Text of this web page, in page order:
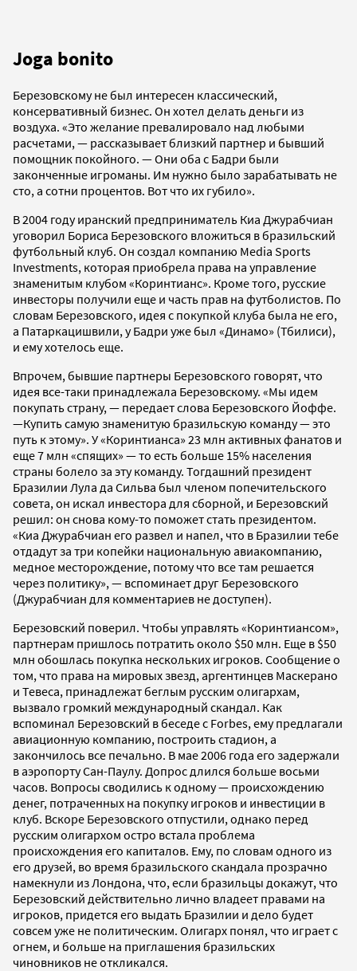
Joga bonito
Березовскому не был интересен классический,
консервативный бизнес. Он хотел делать деньги из
воздуха. «Это желание превалировало над любыми
расчетами, — рассказывает близкий партнер и бывший
помощник покойного. — Они оба с Бадри были
законченные игроманы. Им нужно было зарабатывать не
сто, а сотни процентов. Вот что их губило».
В 2004 году иранский предприниматель Киа Джурабчиан
уговорил Бориса Березовского вложиться в бразильский
футбольный клуб. Он создал компанию Media Sports
Investments, которая приобрела права на управление
знаменитым клубом «Коринтианс». Кроме того, русские
инвесторы получили еще и часть прав на футболистов. По
словам Березовского, идея с покупкой клуба была не его,
а Патаркацишвили, у Бадри уже был «Динамо» (Тбилиси),
и ему хотелось еще.
Впрочем, бывшие партнеры Березовского говорят, что
идея все-таки принадлежала Березовскому. «Мы идем
покупать страну, — передает слова Березовского Йоффе.
—Купить самую знаменитую бразильскую команду — это
путь к этому». У «Коринтианса» 23 млн активных фанатов и
еще 7 млн «спящих» — то есть больше 15% населения
страны болело за эту команду. Тогдашний президент
Бразилии Лула да Сильва был членом попечительского
совета, он искал инвестора для сборной, и Березовский
решил: он снова кому-то поможет стать президентом.
«Киа Джурабчиан его развел и напел, что в Бразилии тебе
отдадут за три копейки национальную авиакомпанию,
медное месторождение, потому что все там решается
через политику», — вспоминает друг Березовского
(Джурабчиан для комментариев не доступен).
Березовский поверил. Чтобы управлять «Коринтиансом»,
партнерам пришлось потратить около $50 млн. Еще в $50
млн обошлась покупка нескольких игроков. Сообщение о
том, что права на мировых звезд, аргентинцев Маскерано
и Тевеса, принадлежат беглым русским олигархам,
вызвало громкий международный скандал. Как
вспоминал Березовский в беседе с Forbes, ему предлагали
авиационную компанию, построить стадион, а
закончилось все печально. В мае 2006 года его задержали
в аэропорту Сан-Паулу. Допрос длился больше восьми
часов. Вопросы сводились к одному — происхождению
денег, потраченных на покупку игроков и инвестиции в
клуб. Вскоре Березовского отпустили, однако перед
русским олигархом остро встала проблема
происхождения его капиталов. Ему, по словам одного из
его друзей, во время бразильского скандала прозрачно
намекнули из Лондона, что, если бразильцы докажут, что
Березовский действительно лично владеет правами на
игроков, придется его выдать Бразилии и дело будет
совсем уже не политическим. Олигарх понял, что играет с
огнем, и больше на приглашения бразильских
чиновников не откликался.